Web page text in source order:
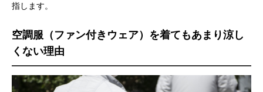
指します。
空調服（ファン付きウェア）を着てもあまり涼し
くない理由